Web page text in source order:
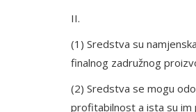
II.
(1) Sredstva su
finalnog zadružnog
(2) Sredstva se mogu
profitabilnost a ista su im